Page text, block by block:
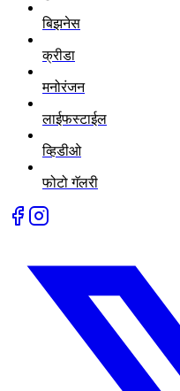
बिझनेस
क्रीडा
मनोरंजन
लाईफस्टाईल
व्हिडीओ
फोटो गॅलरी